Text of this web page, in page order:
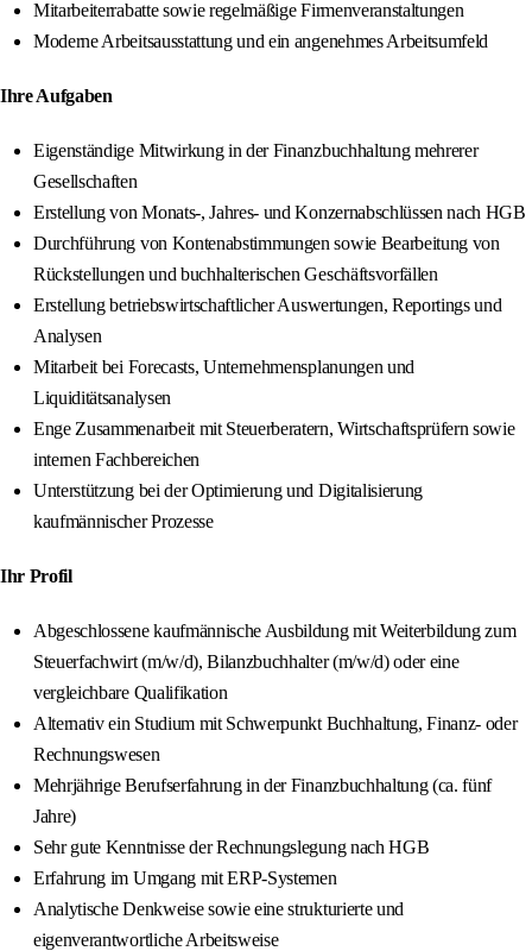
Mitarbeiterrabatte sowie regelmäßige Firmenveranstaltungen
Moderne Arbeitsausstattung und ein angenehmes Arbeitsumfeld
Ihre Aufgaben
Eigenständige Mitwirkung in der Finanzbuchhaltung mehrerer
Gesellschaften
Erstellung von Monats-, Jahres- und Konzernabschlüssen nach HGB
Durchführung von Kontenabstimmungen sowie Bearbeitung von
Rückstellungen und buchhalterischen Geschäftsvorfällen
Erstellung betriebswirtschaftlicher Auswertungen, Reportings und
Analysen
Mitarbeit bei Forecasts, Unternehmensplanungen und
Liquiditätsanalysen
Enge Zusammenarbeit mit Steuerberatern, Wirtschaftsprüfern sowie
internen Fachbereichen
Unterstützung bei der Optimierung und Digitalisierung
kaufmännischer Prozesse
Ihr Profil
Abgeschlossene kaufmännische Ausbildung mit Weiterbildung zum
Steuerfachwirt (m/w/d), Bilanzbuchhalter (m/w/d) oder eine
vergleichbare Qualifikation
Alternativ ein Studium mit Schwerpunkt Buchhaltung, Finanz- oder
Rechnungswesen
Mehrjährige Berufserfahrung in der Finanzbuchhaltung (ca. fünf
Jahre)
Sehr gute Kenntnisse der Rechnungslegung nach HGB
Erfahrung im Umgang mit ERP-Systemen
Analytische Denkweise sowie eine strukturierte und
eigenverantwortliche Arbeitsweise